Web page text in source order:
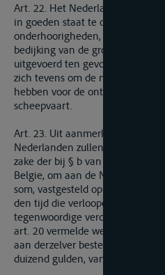
Art. 22. Het Nederlandsche
in goeden staat te onderhouden
onderhoorigheden, de
bedijking van de gronden van
uitgevoerd ten gevolge van § b
zich tevens om de noodige
hebben voor de ontlasting der
scheepvaart.
Art. 23. Uit aanmerking van de
Nederlanden zullen te dragen
zake der bij § b van art. 20
Belgie, om aan de Nederlanden
som, vastgesteld op vijf en
den tijd die verloopen zal
tegenwoordige verdrag, en het
art. 20 vermelde werken geheel
aan derzelver bestemming te
duizend gulden, van dat tijdstip